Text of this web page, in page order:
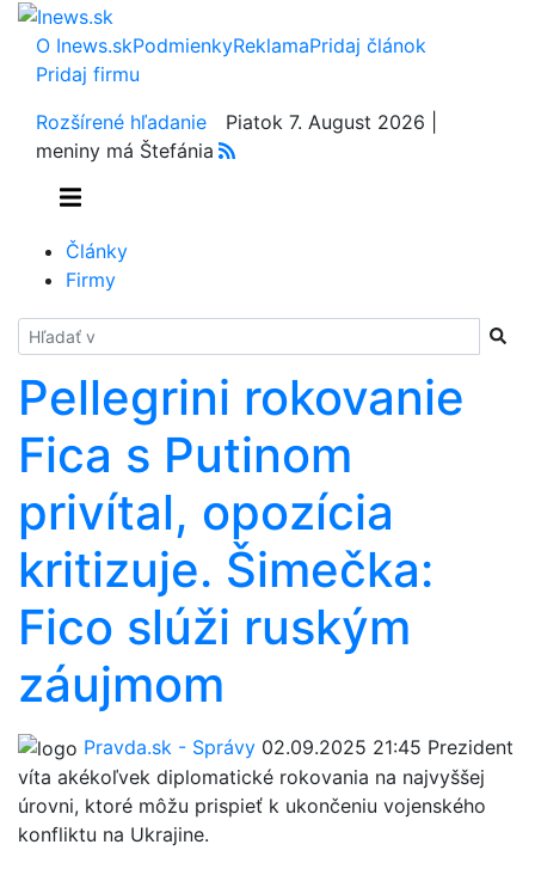
O Inews.skPodmienkyReklamaPridaj článok
Pridaj firmu
Rozšírené hľadanie
Piatok 7. August 2026 |
meniny má Štefánia
Články
Firmy
Hladať
Pellegrini rokovanie
Fica s Putinom
privítal, opozícia
kritizuje. Šimečka:
Fico slúži ruským
záujmom
Pravda.sk - Správy 02.09.2025 21:45 Prezident
víta akékoľvek diplomatické rokovania na najvyššej
úrovni, ktoré môžu prispieť k ukončeniu vojenského
konfliktu na Ukrajine.